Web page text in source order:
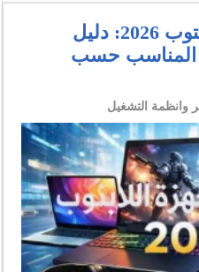
أفضل أنواع أجهزة اللابتوب 2026: دليل
المناسب حسب
وانظمة التشغيل